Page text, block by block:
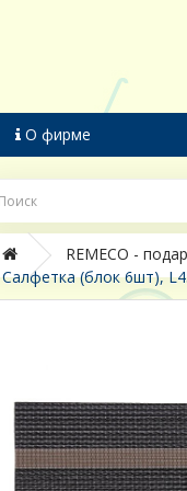
О фирме
REMECO -
Салфетка (блок 6шт),